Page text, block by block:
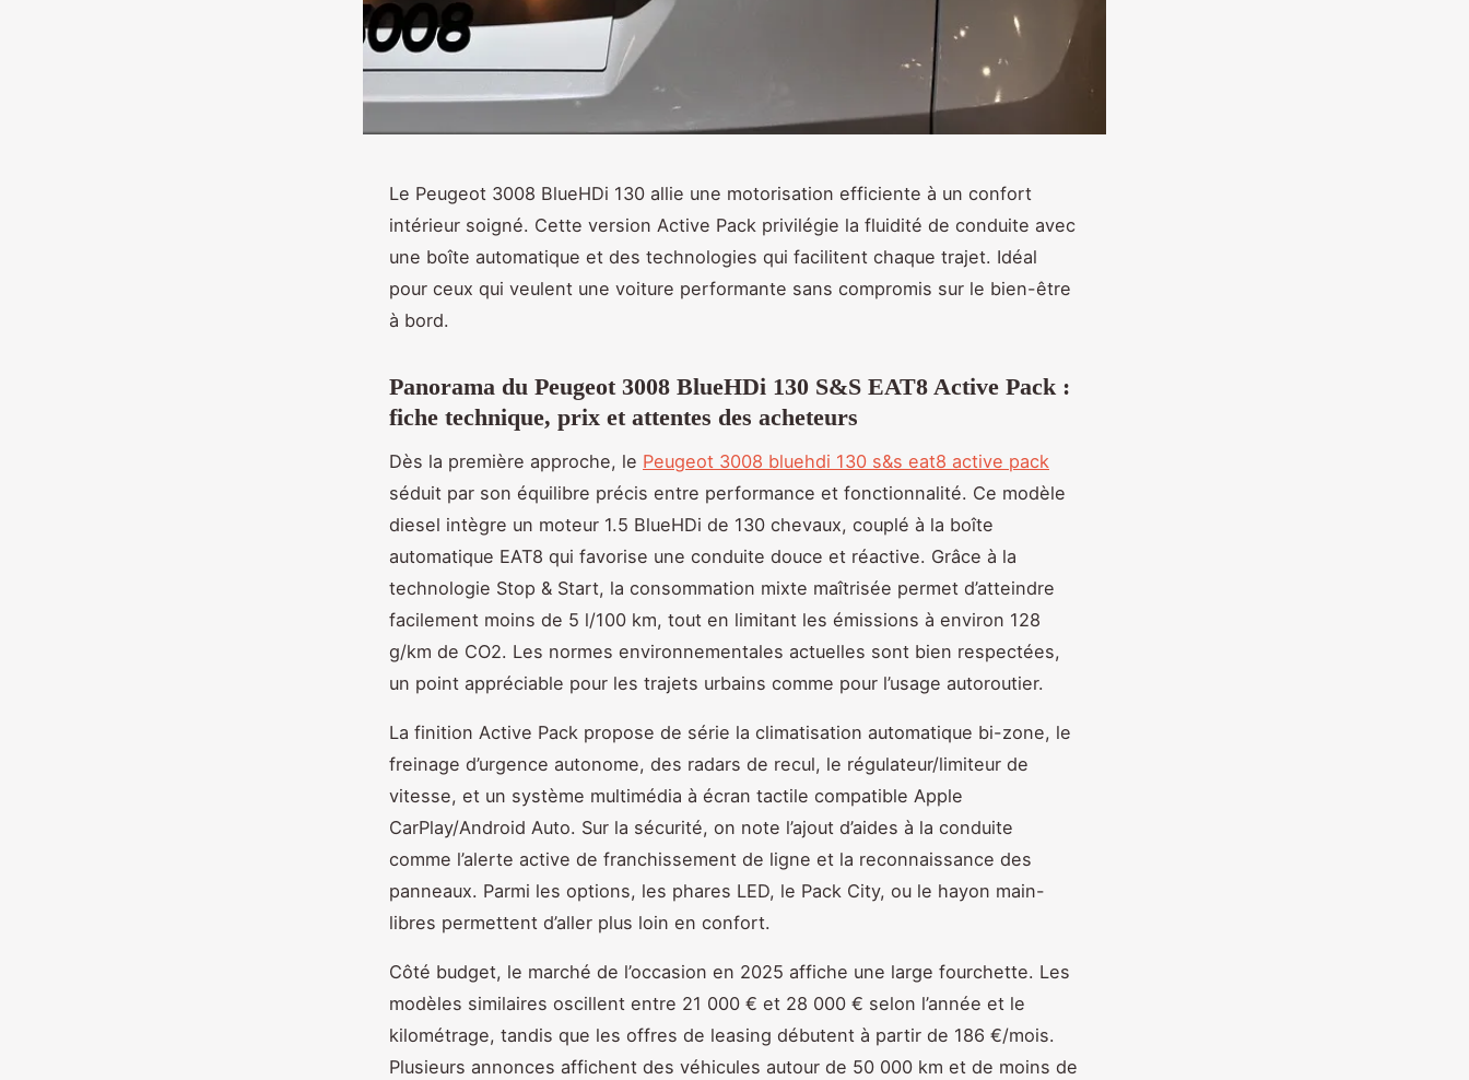
Le Peugeot 3008 BlueHDi 130 allie une motorisation efficiente à un confort
intérieur soigné. Cette version Active Pack privilégie la fluidité de conduite avec
une boîte automatique et des technologies qui facilitent chaque trajet. Idéal
pour ceux qui veulent une voiture performante sans compromis sur le bien-être
à bord.
Panorama du Peugeot 3008 BlueHDi 130 S&S EAT8 Active Pack :
fiche technique, prix et attentes des acheteurs
Dès la première approche, le Peugeot 3008 bluehdi 130 s&s eat8 active pack
séduit par son équilibre précis entre performance et fonctionnalité. Ce modèle
diesel intègre un moteur 1.5 BlueHDi de 130 chevaux, couplé à la boîte
automatique EAT8 qui favorise une conduite douce et réactive. Grâce à la
technologie Stop & Start, la consommation mixte maîtrisée permet d’atteindre
facilement moins de 5 l/100 km, tout en limitant les émissions à environ 128
g/km de CO2. Les normes environnementales actuelles sont bien respectées,
un point appréciable pour les trajets urbains comme pour l’usage autoroutier.
La finition Active Pack propose de série la climatisation automatique bi-zone, le
freinage d’urgence autonome, des radars de recul, le régulateur/limiteur de
vitesse, et un système multimédia à écran tactile compatible Apple
CarPlay/Android Auto. Sur la sécurité, on note l’ajout d’aides à la conduite
comme l’alerte active de franchissement de ligne et la reconnaissance des
panneaux. Parmi les options, les phares LED, le Pack City, ou le hayon main-
libres permettent d’aller plus loin en confort.
Côté budget, le marché de l’occasion en 2025 affiche une large fourchette. Les
modèles similaires oscillent entre 21 000 € et 28 000 € selon l’année et le
kilométrage, tandis que les offres de leasing débutent à partir de 186 €/mois.
Plusieurs annonces affichent des véhicules autour de 50 000 km et de moins de